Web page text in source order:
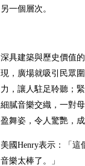
另一個層次。
深具建築與歷史價值
現，廣場就吸引民眾
力，讓人駐足聆聽；
細膩音樂交織，一對
盈舞姿，令人驚艷，
美國Henry表示：「這
音樂太棒了。」